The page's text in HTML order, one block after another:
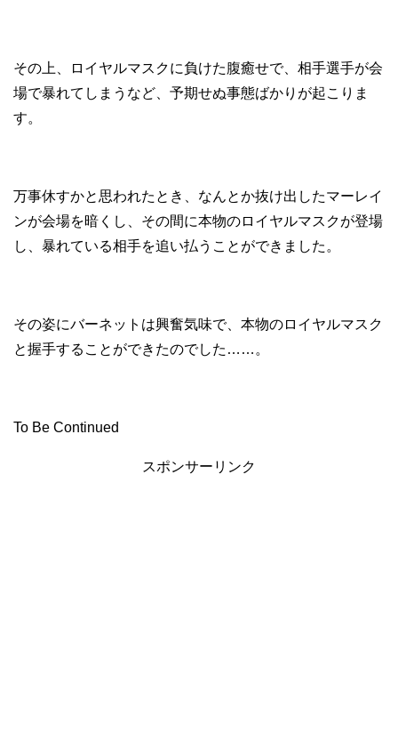
その上、ロイヤルマスクに負けた腹癒せで、相手選手が会
場で暴れてしまうなど、予期せぬ事態ばかりが起こりま
す。
万事休すかと思われたとき、なんとか抜け出したマーレイ
ンが会場を暗くし、その間に本物のロイヤルマスクが登場
し、暴れている相手を追い払うことができました。
その姿にバーネットは興奮気味で、本物のロイヤルマスク
と握手することができたのでした……。
To Be Continued
スポンサーリンク